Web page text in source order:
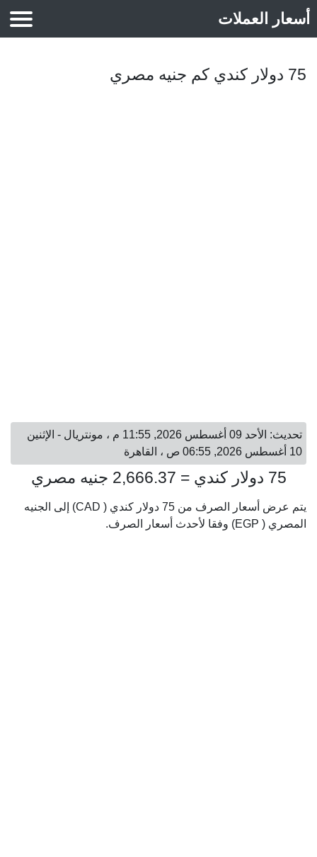
أسعار العملات
75 دولار كندي كم جنيه مصري
تحديث: الأحد 09 أغسطس 2026, 11:55 م ، مونتريال - الإثنين
10 أغسطس 2026, 06:55 ص ، القاهرة
75 دولار كندي = 2,666.37 جنيه مصري
يتم عرض أسعار الصرف من 75 دولار كندي ( CAD) إلى الجنيه
المصري ( EGP) وفقا لأحدث أسعار الصرف.